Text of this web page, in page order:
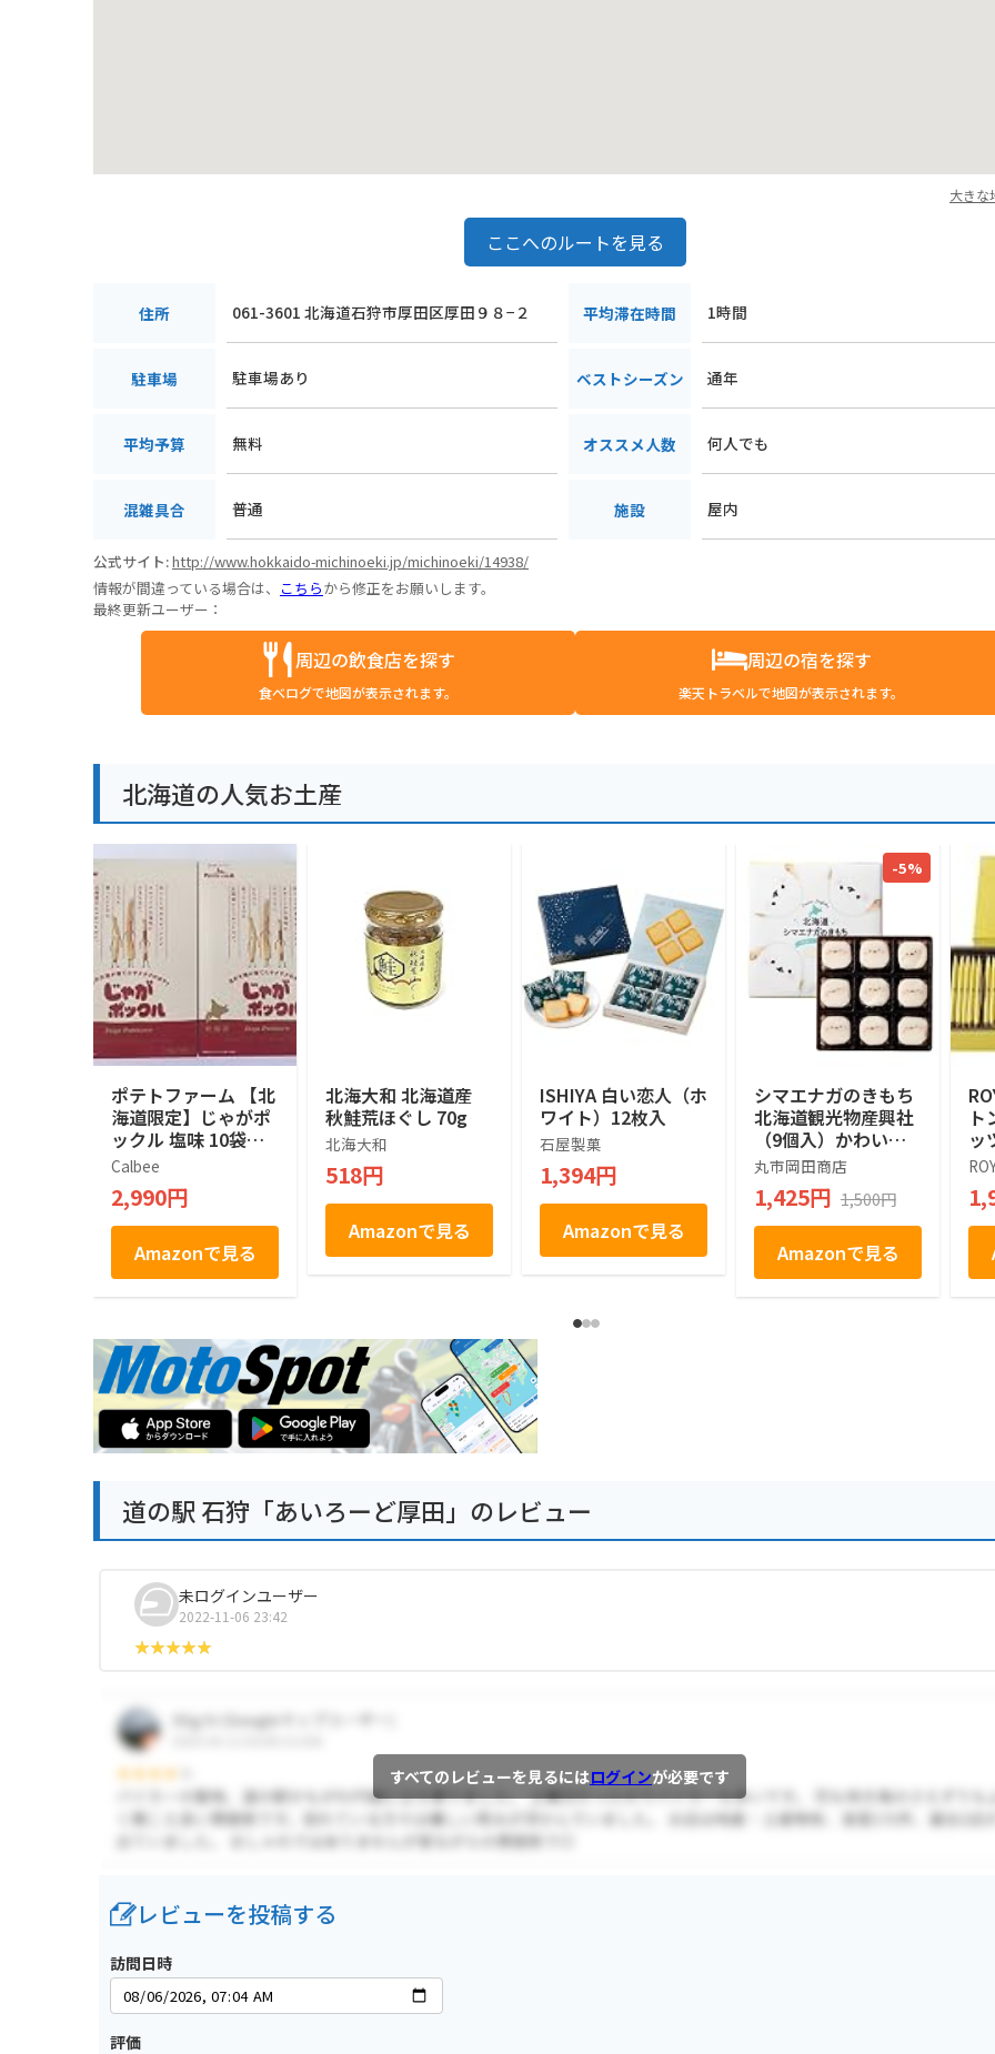
大きな
ここへのルートを見る
住所 061-3601 北海道石狩市厚田区厚田９８−２ 平均滞在時間 1時間
駐車場 駐車場あり ベストシーズン 通年
平均予算 無料 オススメ人数 何人でも
混雑具合 普通 施設 屋内
公式サイト:http://www.hokkaido-michinoeki.jp/michinoeki/14938/
情報が間違っている場合は、 こちらから修正をお願いします。
最終更新ユーザー：
周辺の飲食店を探す
食べログで地図が表示されます。
周辺の宿を探す
楽天トラベルで地図が表示されます。
北海道の人気お土産
ポテトファーム 【北
海道限定】じゃがポ
ックル 塩味 10袋入
×２箱
Calbee
2,990円
Amazonで見る
北海大和 北海道産
秋鮭荒ほぐし 70g
北海大和
518円
Amazonで見る
ISHIYA 白い恋人（ホ
ワイト）12枚入
石屋製菓
1,394円
Amazonで見る
-5%
シマエナガのきもち
北海道観光物産興社
（9個入）かわいい
シマエナガ (1箱)
丸市岡田商店
1,425円 1,500円
Amazonで見る
ト
ッ
ツ]
道の駅 石狩「あいろーど厚田」のレビュー
未ログインユーザー
2022-11-06 23:42
すべてのレビューを見るにはログインが必要です
レビューを投稿する
訪問日時
評価